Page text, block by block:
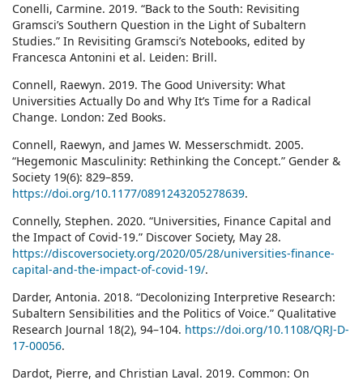
Conelli, Carmine. 2019. “Back to the South: Revisiting
Gramsci’s Southern Question in the Light of Subaltern
Studies.” In Revisiting Gramsci’s Notebooks, edited by
Francesca Antonini et al. Leiden: Brill.
Connell, Raewyn. 2019. The Good University: What
Universities Actually Do and Why It’s Time for a Radical
Change. London: Zed Books.
Connell, Raewyn, and James W. Messerschmidt. 2005.
“Hegemonic Masculinity: Rethinking the Concept.” Gender &
Society 19(6): 829–859.
https://doi.org/10.1177/0891243205278639.
Connelly, Stephen. 2020. “Universities, Finance Capital and
the Impact of Covid-19.” Discover Society, May 28.
https://discoversociety.org/2020/05/28/universities-finance-
capital-and-the-impact-of-covid-19/.
Darder, Antonia. 2018. “Decolonizing Interpretive Research:
Subaltern Sensibilities and the Politics of Voice.” Qualitative
Research Journal 18(2), 94–104. https://doi.org/10.1108/QRJ-D-
17-00056.
Dardot, Pierre, and Christian Laval. 2019. Common: On